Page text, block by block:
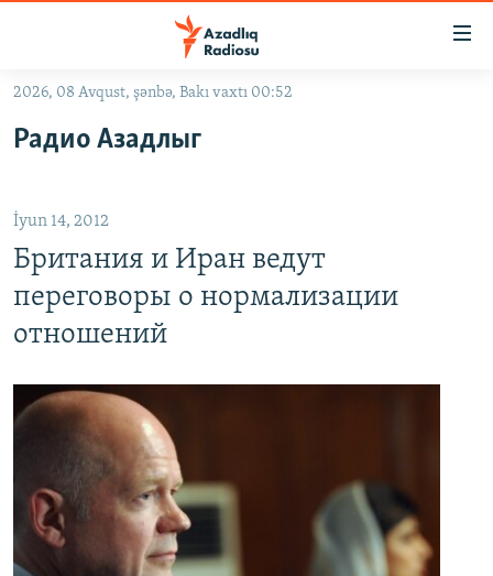
Əsas
qayıt
qayıt
Axtarışa
#İZAHLA
#ƏSLINDƏ
FƏRQƏ BAX
QANUNI DOĞRU
MULTIMEDIA
FOTOQALEREYA
İNFOQRAFIKA
KARIKATURA
RADIO ARXIV
OXU ZALI
AZƏRBAYCAN ƏDƏBIYYATI KITABXANASI
İSLAM VƏ DEMOKRATIYA
HAQQIMIZDA
MISSIYAMIZ
PEŞƏ ETIKASI VƏ JURNALISTIKA STANDARTLARIMIZ
BIZI IZLƏ
2026, 08 Avqust, şənbə, Bakı vaxtı 00:52
Радио Азадлыг
İyun 14, 2012
Британия и Иран ведут
переговоры о нормализации
отношений